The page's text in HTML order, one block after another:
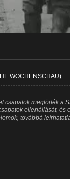
WOCHENSCHAU)
csapatok megtörték a
ellenállását, és
továbbá